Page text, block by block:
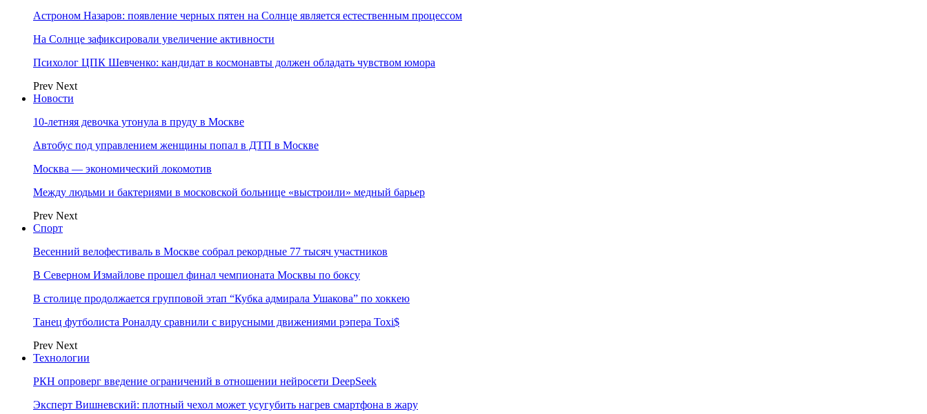
Астроном Назаров: появление черных пятен на Солнце является естественным процессом
На Солнце зафиксировали увеличение активности
Психолог ЦПК Шевченко: кандидат в космонавты должен обладать чувством юмора
Prev Next
Новости
10-летняя девочка утонула в пруду в Москве
Автобус под управлением женщины попал в ДТП в Москве
Москва — экономический локомотив
Между людьми и бактериями в московской больнице «выстроили» медный барьер
Prev Next
Спорт
Весенний велофестиваль в Москве собрал рекордные 77 тысяч участников
В Северном Измайлове прошел финал чемпионата Москвы по боксу
В столице продолжается групповой этап “Кубка адмирала Ушакова” по хоккею
Танец футболиста Роналду сравнили с вирусными движениями рэпера Toxi$
Prev Next
Технологии
РКН опроверг введение ограничений в отношении нейросети DeepSeek
Эксперт Вишневский: плотный чехол может усугубить нагрев смартфона в жару